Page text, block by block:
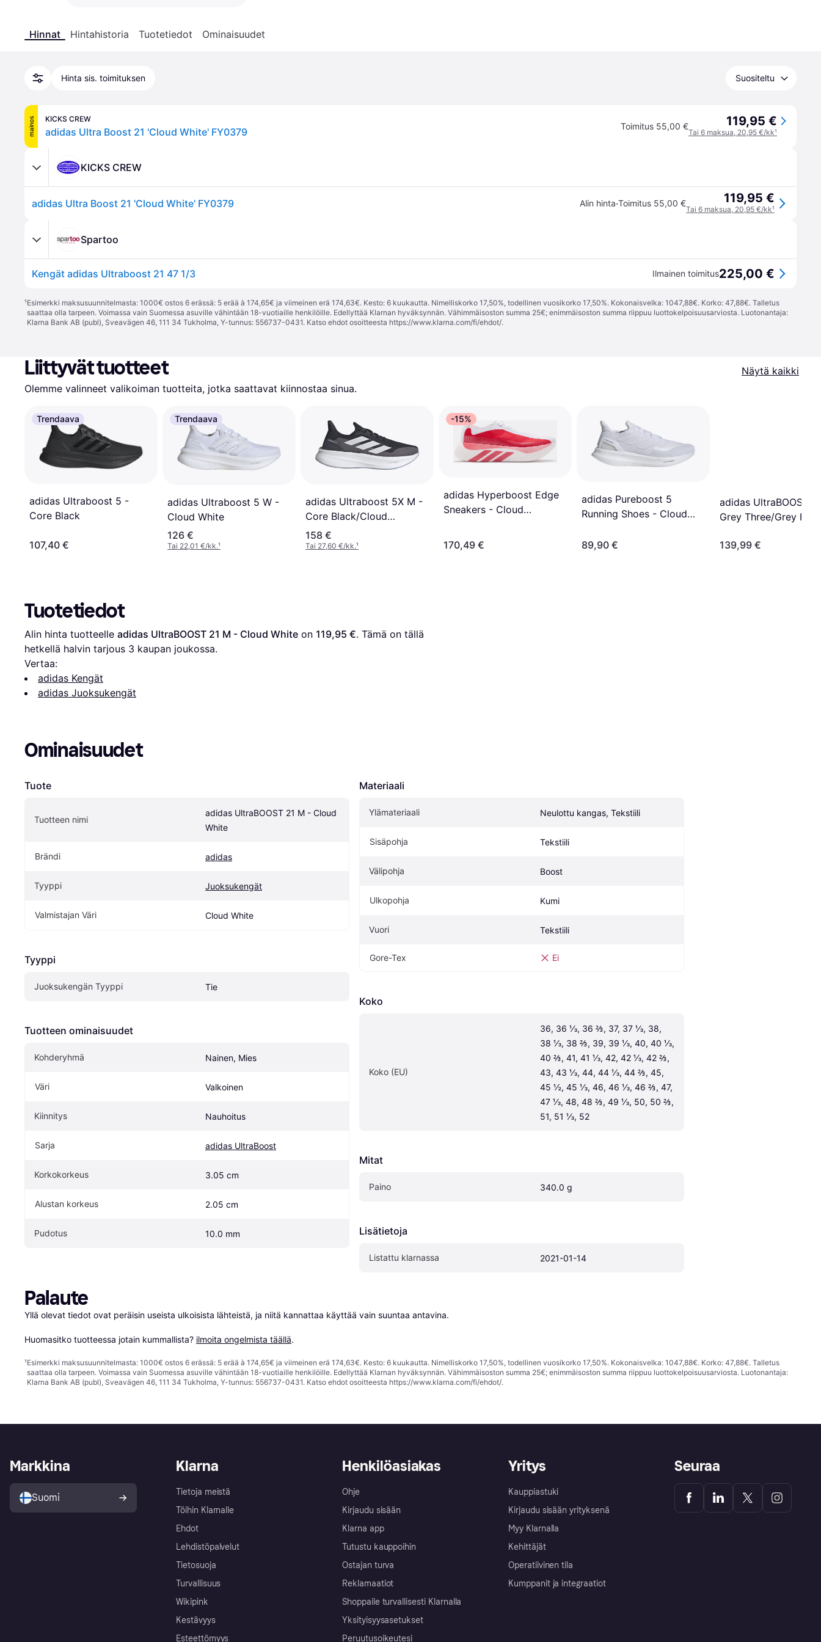
Hinnat Hintahistoria Tuotetiedot Ominaisuudet
Hinta sis. toimituksen Suositeltu
mainos KICKS CREW
adidas Ultra Boost 21 'Cloud White' FY0379 Toimitus 55,00 € 119,95 €
Tai 6 maksua, 20,95 €/kk¹
KICKS CREW
adidas Ultra Boost 21 'Cloud White' FY0379 Alin hinta·Toimitus 55,00 € 119,95 €
Tai 6 maksua, 20,95 €/kk¹
Spartoo
Kengät adidas Ultraboost 21 47 1/3 Ilmainen toimitus225,00 €
¹Esimerkki maksusuunnitelmasta: 1000€ ostos 6 erässä: 5 erää à 174,65€ ja viimeinen erä 174,63€. Kesto: 6 kuukautta. Nimelliskorko 17,50%, todellinen vuosikorko 17,50%. Kokonaisvelka: 1047,88€. Korko: 47,88€. Talletus
saattaa olla tarpeen. Voimassa vain Suomessa asuville vähintään 18-vuotiaille henkilöille. Edellyttää Klarnan hyväksynnän. Vähimmäisoston summa 25€; enimmäisoston summa riippuu luottokelpoisuusarviosta. Luotonantaja:
Klarna Bank AB (publ), Sveavägen 46, 111 34 Tukholma, Y-tunnus: 556737-0431. Katso ehdot osoitteesta https://www.klarna.com/fi/ehdot/.
Liittyvät tuotteet
Näytä kaikki
Olemme valinneet valikoiman tuotteita, jotka saattavat kiinnostaa sinua.
Trendaava
adidas Ultraboost 5 -
Core Black
107,40 €
Trendaava
adidas Ultraboost 5 W -
Cloud White
126 €
Tai 22,01 €/kk.¹
adidas Ultraboost 5X M -
Core Black/Cloud
White/Carbon
158 €
Tai 27,60 €/kk.¹
-15%
adidas Hyperboost Edge
Sneakers - Cloud
Metallic
170,49 €
adidas Pureboost 5
Running Shoes - Cloud
89,90 €
adidas UltraBOOST
Grey Three/Grey Four
139,99 €
Tuotetiedot
Alin hinta tuotteelle adidas UltraBOOST 21 M - Cloud White on 119,95 €. Tämä on tällä
hetkellä halvin tarjous 3 kaupan joukossa.
Vertaa:
adidas Kengät
adidas Juoksukengät
Ominaisuudet
Tuote
Tuotteen nimi
adidas UltraBOOST 21 M - Cloud
White
Brändi adidas
Tyyppi Juoksukengät
Valmistajan Väri Cloud White
Tyyppi
Juoksukengän Tyyppi Tie
Tuotteen ominaisuudet
Kohderyhmä Nainen, Mies
Väri Valkoinen
Kiinnitys Nauhoitus
Sarja adidas UltraBoost
Korkokorkeus 3.05 cm
Alustan korkeus 2.05 cm
Pudotus 10.0 mm
Materiaali
Ylämateriaali Neulottu kangas, Tekstiili
Sisäpohja Tekstiili
Välipohja Boost
Ulkopohja Kumi
Vuori Tekstiili
Gore-Tex Ei
Koko
Koko (EU)
36, 36 ⅓, 36 ⅔, 37, 37 ⅓, 38,
38 ⅓, 38 ⅔, 39, 39 ⅓, 40, 40 ⅓,
40 ⅔, 41, 41 ⅓, 42, 42 ⅓, 42 ⅔,
43, 43 ⅓, 44, 44 ⅓, 44 ⅔, 45,
45 ½, 45 ⅓, 46, 46 ⅓, 46 ⅔, 47,
47 ⅓, 48, 48 ⅔, 49 ⅓, 50, 50 ⅔,
51, 51 ⅓, 52
Mitat
Paino 340.0 g
Lisätietoja
Listattu klarnassa 2021-01-14
Palaute
Yllä olevat tiedot ovat peräisin useista ulkoisista lähteistä, ja niitä kannattaa käyttää vain suuntaa antavina.
Huomasitko tuotteessa jotain kummallista? ilmoita ongelmista täällä.
¹Esimerkki maksusuunnitelmasta: 1000€ ostos 6 erässä: 5 erää à 174,65€ ja viimeinen erä 174,63€. Kesto: 6 kuukautta. Nimelliskorko 17,50%, todellinen vuosikorko 17,50%. Kokonaisvelka: 1047,88€. Korko: 47,88€. Talletus
saattaa olla tarpeen. Voimassa vain Suomessa asuville vähintään 18-vuotiaille henkilöille. Edellyttää Klarnan hyväksynnän. Vähimmäisoston summa 25€; enimmäisoston summa riippuu luottokelpoisuusarviosta. Luotonantaja:
Klarna Bank AB (publ), Sveavägen 46, 111 34 Tukholma, Y-tunnus: 556737-0431. Katso ehdot osoitteesta https://www.klarna.com/fi/ehdot/.
Klarna
Tietoja meistä
Töihin Klarnalle
Ehdot
Lehdistöpalvelut
Tietosuoja
Turvallisuus
Wikipink
Kestävyys
Esteettömyys
Henkilöasiakas
Ohje
Kirjaudu sisään
Klarna app
Tutustu kauppoihin
Ostajan turva
Reklamaatiot
Shoppaile turvallisesti Klarnalla
Yksityisyysasetukset
Peruutusoikeutesi
Yritys
Kauppiastuki
Kirjaudu sisään yrityksenä
Myy Klarnalla
Kehittäjät
Operatiivinen tila
Kumppanit ja integraatiot
Markkina
Suomi
Seuraa